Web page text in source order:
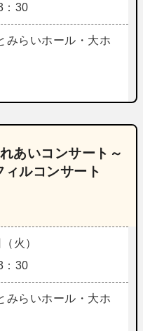
：30
みらいホール・大ホ
あいコンサート～
ルコンサート
火）
：30
みらいホール・大ホ